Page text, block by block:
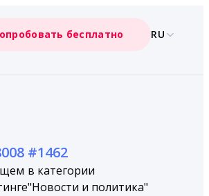
бесплатно RU
#1462
в категории
"Новости и политика"